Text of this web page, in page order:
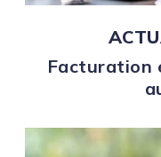
Facturation